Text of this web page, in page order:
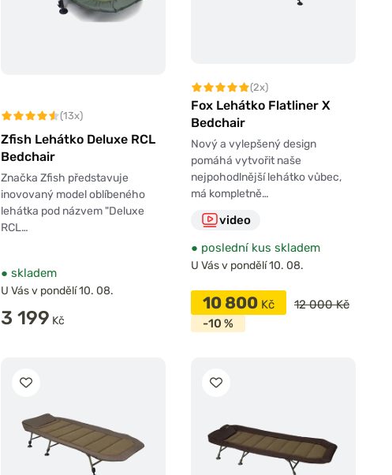
(13x)
Zfish Lehátko Deluxe RCL
Bedchair
Značka Zfish představuje
inovovaný model oblíbeného
lehátka pod názvem "Deluxe
RCL…
● skladem
U Vás v pondělí 10. 08.
3 199 Kč
(2x)
Fox Lehátko Flatliner X
Bedchair
Nový a vylepšený design
pomáhá vytvořit naše
nejpohodlnější lehátko vůbec,
má kompletně…
video
● poslední kus skladem
U Vás v pondělí 10. 08.
10 800 Kč
12 000 Kč
-10 %